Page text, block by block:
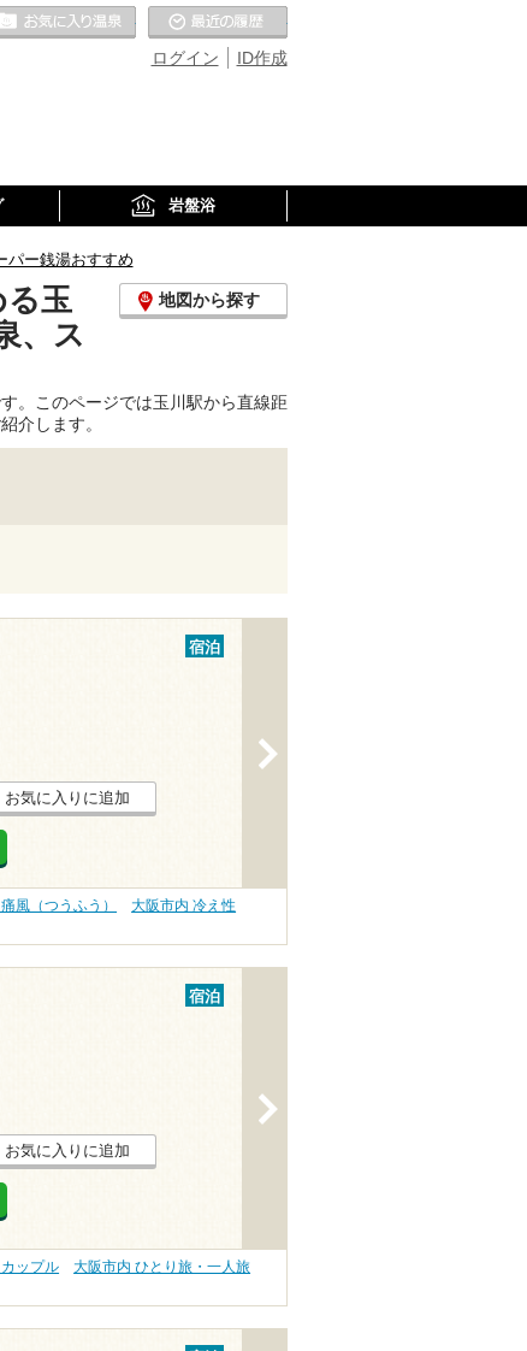
ID作成
ログイン
お気に入りの温泉
岩盤浴
パー銭湯おすすめ
る玉
、ス
地図から探す
。このページでは玉川駅から直線距
介します。
宿泊
お気に入りに追加
風（つうふう）
大阪市内 冷え性
宿泊
お気に入りに追加
ップル
大阪市内 ひとり旅・一人旅